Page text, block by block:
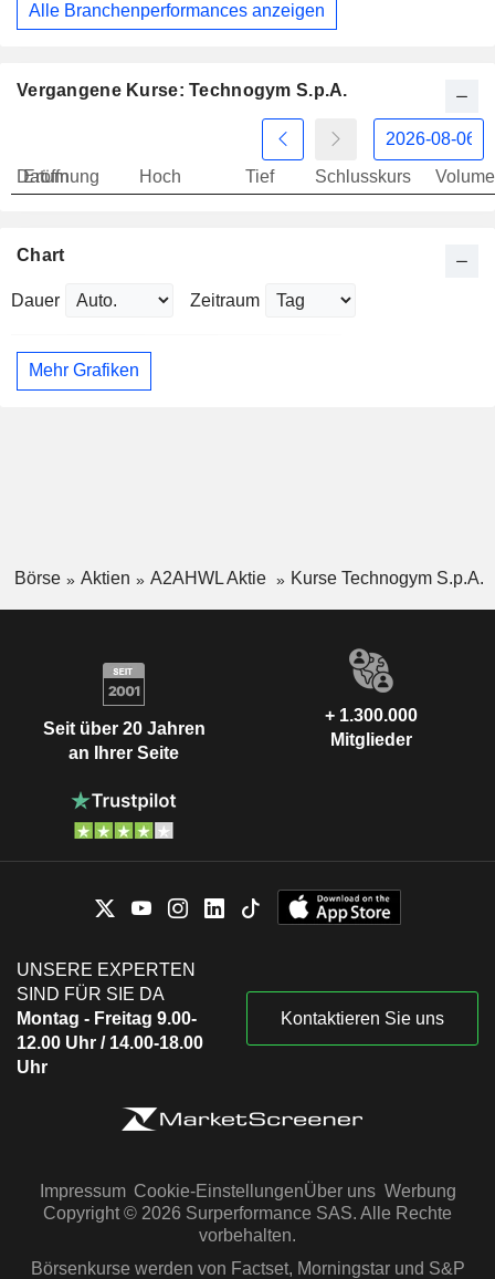
Alle Branchenperformances anzeigen
Vergangene Kurse: Technogym S.p.A.
Datum
Eröffnung Hoch Tief Schlusskurs
Chart
Dauer Zeitraum
Mehr Grafiken
Börse Aktien A2AHWL Aktie Kurse Technogym S.p.A.
Seit über 20 Jahren
an Ihrer Seite
+ 1.300.000
Mitglieder
UNSERE EXPERTEN
SIND FÜR SIE DA
Montag - Freitag 9.00-
12.00 Uhr / 14.00-18.00
Uhr
Kontaktieren Sie uns
Impressum Cookie-EinstellungenÜber uns Werbung
Copyright © 2026 Surperformance SAS. Alle Rechte
vorbehalten.
Börsenkurse werden von Factset, Morningstar und S&P